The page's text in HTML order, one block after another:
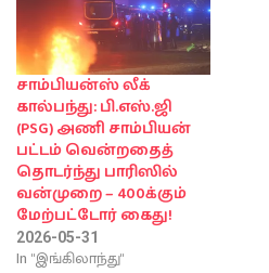
சாம்பியன்ஸ் லீக்
கால்பந்து: பி.எஸ்.ஜி
(PSG) அணி சாம்பியன்
பட்டம் வென்றதைத்
தொடர்ந்து பாரிஸில்
வன்முறை – 400க்கும்
மேற்பட்டோர் கைது!
2026-05-31
In "இங்கிலாந்து"